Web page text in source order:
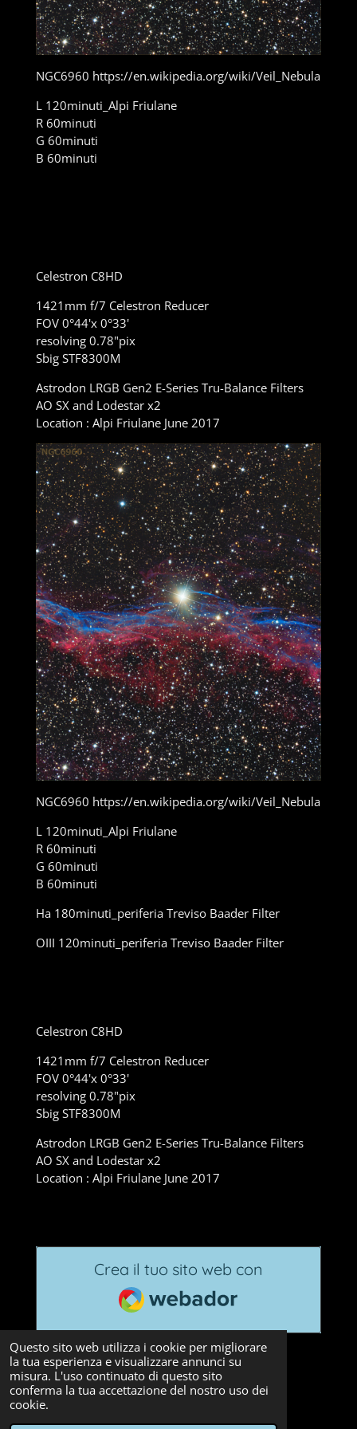
Questo sito web utilizza i cookie per migliorare
la tua esperienza e visualizzare annunci su
misura. L'uso continuato di questo sito
conferma la tua accettazione del nostro uso dei
cookie.
NGC6960 https://en.wikipedia.org/wiki/Veil_Nebula
L 120minuti_Alpi Friulane
R 60minuti
G 60minuti
B 60minuti
Celestron C8HD
1421mm f/7 Celestron Reducer
FOV 0°44'x 0°33'
resolving 0.78"pix
Sbig STF8300M
Astrodon LRGB Gen2 E-Series Tru-Balance Filters
AO SX and Lodestar x2
Location : Alpi Friulane June 2017
NGC6960 https://en.wikipedia.org/wiki/Veil_Nebula
L 120minuti_Alpi Friulane
R 60minuti
G 60minuti
B 60minuti
Ha 180minuti_periferia Treviso Baader Filter
OIII 120minuti_periferia Treviso Baader Filter
Celestron C8HD
1421mm f/7 Celestron Reducer
FOV 0°44'x 0°33'
resolving 0.78"pix
Sbig STF8300M
Astrodon LRGB Gen2 E-Series Tru-Balance Filters
AO SX and Lodestar x2
Location : Alpi Friulane June 2017
Crea il tuo sito web con
Webador
© 2026 MauroSky